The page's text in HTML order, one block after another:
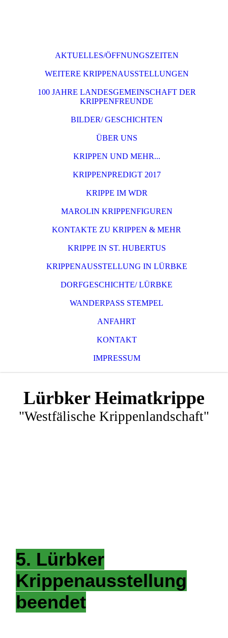
AKTUELLES/ÖFFNUNGSZEITEN
WEITERE KRIPPENAUSSTELLUNGEN
100 JAHRE LANDESGEMEINSCHAFT DER
KRIPPENFREUNDE
BILDER/ GESCHICHTEN
ÜBER UNS
KRIPPEN UND MEHR...
KRIPPENPREDIGT 2017
KRIPPE IM WDR
MAROLIN KRIPPENFIGUREN
KONTAKTE ZU KRIPPEN & MEHR
KRIPPE IN ST. HUBERTUS
KRIPPENAUSSTELLUNG IN LÜRBKE
DORFGESCHICHTE/ LÜRBKE
WANDERPASS STEMPEL
ANFAHRT
KONTAKT
IMPRESSUM
Lürbker Heimatkrippe
"Westfälische Krippenlandschaft"
5. Lürbker
Krippenausstellung
beendet